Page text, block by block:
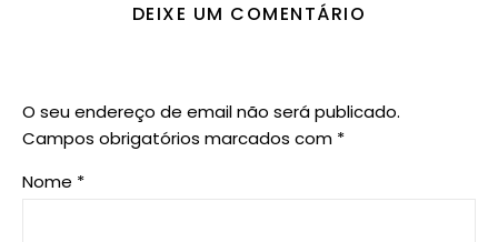
DEIXE UM COMENTÁRIO
O seu endereço de email não será publicado.
Campos obrigatórios marcados com *
Nome *